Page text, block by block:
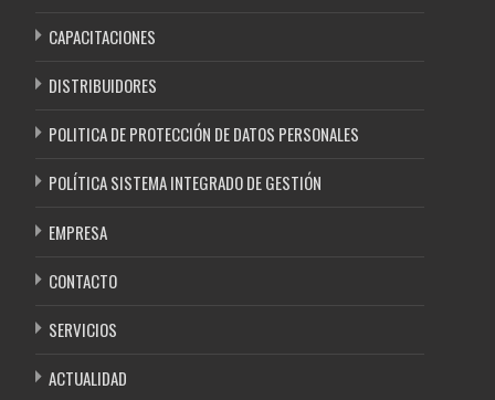
CAPACITACIONES
DISTRIBUIDORES
POLITICA DE PROTECCIÓN DE DATOS PERSONALES
POLÍTICA SISTEMA INTEGRADO DE GESTIÓN
EMPRESA
CONTACTO
SERVICIOS
ACTUALIDAD